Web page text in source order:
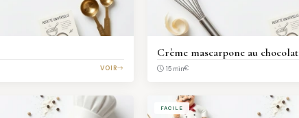
VOIR
Crème mascarpone au chocolat
15 min€
FACILE